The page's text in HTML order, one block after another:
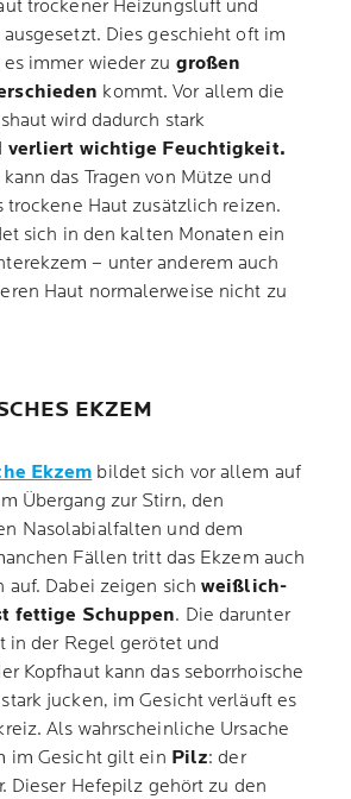
trockener Heizungsluft und
Dies geschieht oft im
es immer wieder zu großen
kommt. Vor allem die
wird dadurch stark
verliert wichtige Feuchtigkeit.
das Tragen von Mütze und
trockene Haut zusätzlich reizen.
sich in den kalten Monaten ein
– unter anderem auch
Haut normalerweise nicht zu
EKZEM
Ekzem bildet sich vor allem auf
Übergang zur Stirn, den
Nasolabialfalten und dem
Fällen tritt das Ekzem auch
auf. Dabei zeigen sichweißlich-
fettige Schuppen. Die darunter
in der Regel gerötet und
Kopfhaut kann das seborrhoische
jucken, im Gesicht verläuft es
Als wahrscheinliche Ursache
im Gesicht gilt ein Pilz: der
Dieser Hefepilz gehört zu den